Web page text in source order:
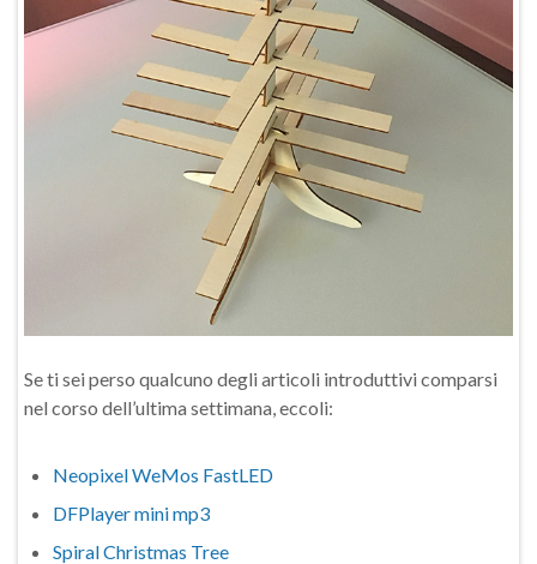
Se ti sei perso qualcuno degli articoli introduttivi comparsi
nel corso dell’ultima settimana, eccoli:
Neopixel WeMos FastLED
DFPlayer mini mp3
Spiral Christmas Tree